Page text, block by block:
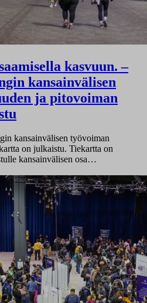
kasvuun. –
kansainvälisen
ja pitovoiman
kansainvälisen työvoiman
on julkaistu. Tiekartta on
kansainvälisen osa…